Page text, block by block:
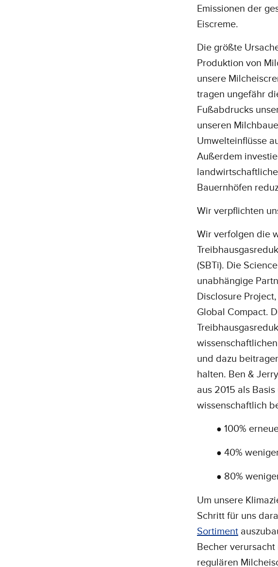
Emissionen der
Eiscreme.
Die größte
Produktion von
unsere
tragen ungefähr
Fußabdrucks
unseren
Umwelteinflüsse
Außerdem
Bauernhöfen
Wir verpflichten
Wir verfolgen die
(SBTi). Die
unabhängige
Disclosure
Global Compact.
und dazu
halten. Ben &
aus 2015 als
wissenschaftlich
● 100%
● 40%
● 80%
Um unsere
Schritt für uns
Sortiment
Becher
regulären